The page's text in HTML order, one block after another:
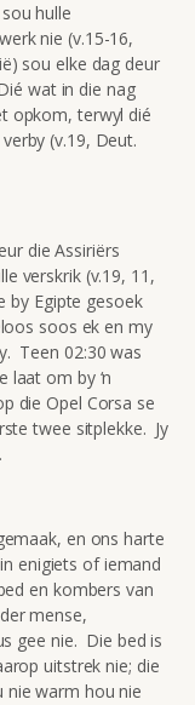
hulle
nie (v.15-16,
sou elke dag deur
wat in die nag
opkom, terwyl dié
(v.19, Deut.
die Assiriërs
verskrik (v.19, 11,
by Egipte gesoek
soos ek en my
Teen 02:30 was
laat om by ‘n
die Opel Corsa se
twee sitplekke. Jy
en ons harte
enigiets of iemand
en kombers van
mense,
gee nie. Die bed is
uitstrek nie; die
warm hou nie